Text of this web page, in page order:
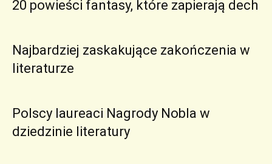
20 powieści fantasy, które zapierają dech
Najbardziej zaskakujące zakończenia w
literaturze
Polscy laureaci Nagrody Nobla w
dziedzinie literatury